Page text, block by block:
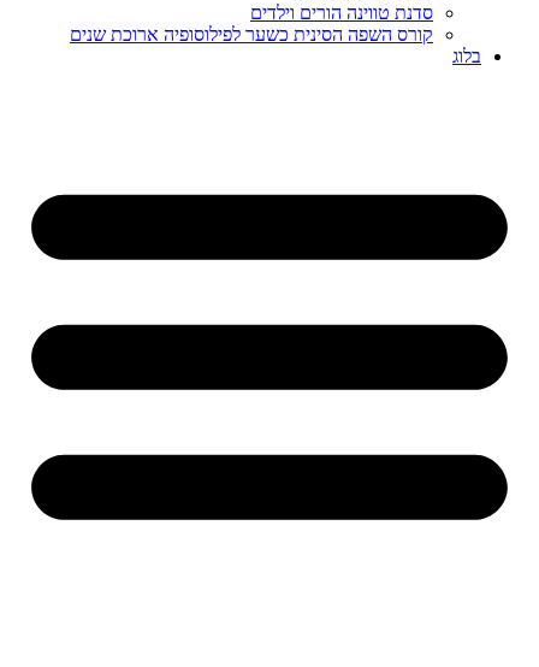
סדנת טווינה הורים וילדים
קורס השפה הסינית כשער לפילוסופיה ארוכת שנים
בלוג